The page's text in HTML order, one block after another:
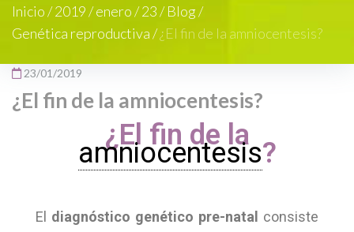
Inicio/2019/enero/23/ Blog/
Genética reproductiva/¿El fin de la amniocentesis?
23/01/2019
¿El fin de la amniocentesis?
¿El fin de la
amniocentesis?
El diagnóstico genético pre-natal consiste